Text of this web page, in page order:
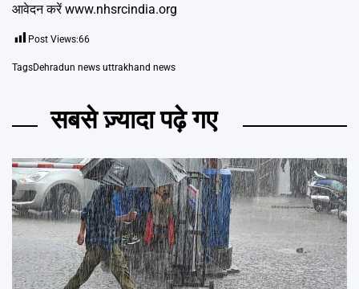
आवेदन करें www.nhsrcindia.org
Post Views:66
TagsDehradun news uttrakhand news
सबसे ज़्यादा पढ़े गए